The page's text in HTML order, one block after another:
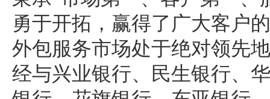
勇于开拓，赢得了广大客户
外包服务市场处于绝对领先
经与兴业银行、民生银行、